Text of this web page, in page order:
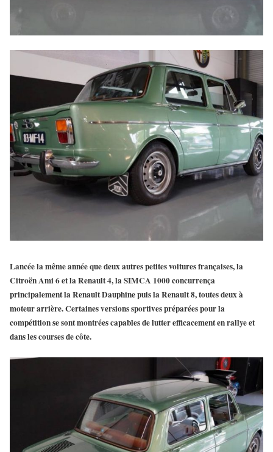
Lancée la même année que deux autres petites voitures françaises, la
Citroën Ami 6 et la Renault 4, laSIMCA 1000concurrença
principalement la Renault Dauphine puis la Renault 8, toutes deux à
moteur arrière. Certaines versions sportives préparées pour la
compétition se sont montrées capables de lutter efficacement en rallye et
dans les courses de côte.